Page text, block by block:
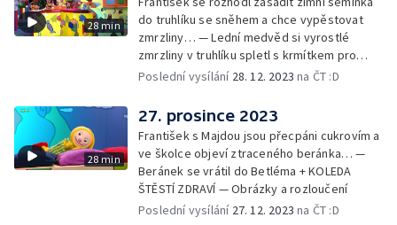
28 min
do truhlíku se sněhem a chce vypěstovat
zmrzliny… — Lední medvěd si vyrostlé
zmrzliny v truhlíku spletl s krmítkem pro
medvědy… — Kompas od medvěda +
Poslední vysílání 28. 12. 2023 na ČT :D
28 min
27. prosince 2023
František s Majdou jsou přecpáni cukrovím a
ve školce objeví ztraceného beránka… —
Beránek se vrátil do Betléma + KOLEDA
ŠTĚSTÍ ZDRAVÍ — Obrázky a rozloučení
Poslední vysílání 27. 12. 2023 na ČT :D